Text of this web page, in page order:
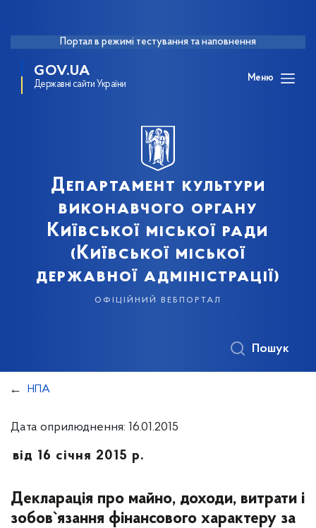
Портал в режимі тестування та наповнення
GOV.UA
Державні сайти України
Меню
Департамент культури
виконавчого органу
Київської міської ради
(Київської міської
державної адміністрації)
офіційний вебпортал
Пошук
НПА
Дата оприлюднення: 16.01.2015
від 16 січня 2015 р.
Декларація про майно, доходи, витрати і
зобов`язання фінансового характеру за